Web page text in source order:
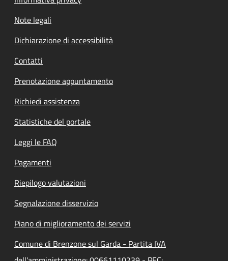
Note legali
Dichiarazione di accessibilità
Contatti
Prenotazione appuntamento
Richiedi assistenza
Statistiche del portale
Leggi le FAQ
Pagamenti
Riepilogo valutazioni
Segnalazione disservizio
Piano di miglioramento dei servizi
Comune di Brenzone sul Garda - Partita IVA